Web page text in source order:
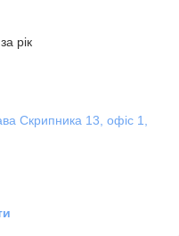
рік
Скрипника 13, офіс 1,